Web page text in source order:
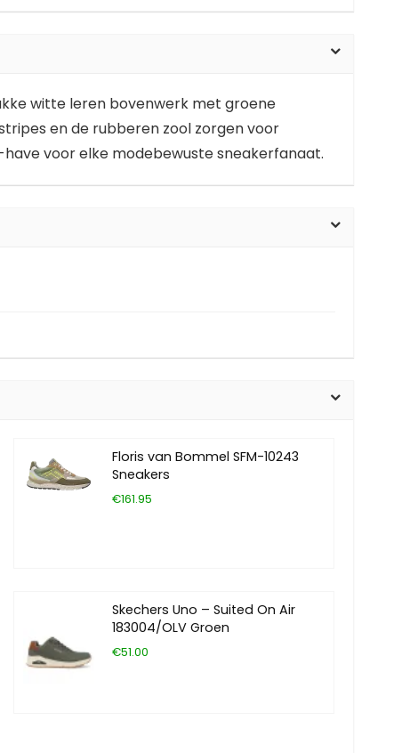
witte leren bovenwerk met groene
en de rubberen zool zorgen voor
voor elke modebewuste sneakerfanaat.
Floris van Bommel SFM-10243
Sneakers
€161.95
Skechers Uno – Suited On Air
183004/OLV Groen
€51.00